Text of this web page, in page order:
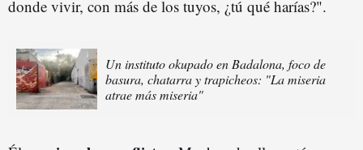
donde vivir, con más de los tuyos, ¿tú qué harías?".
Un instituto okupado en Badalona, foco de
basura, chatarra y trapicheos: "La miseria
atrae más miseria"